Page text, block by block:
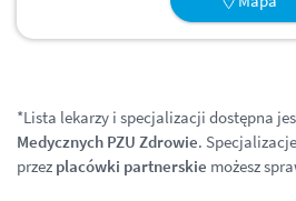
*Lista lekarzy i specjalizacji dostępna
Medycznych PZU Zdrowie.
przez placówki partnerskie możesz